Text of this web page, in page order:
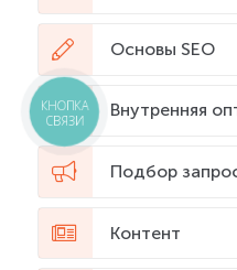
Основы SEO
Внутренняя
Подбор
Контент
КНОПКА
СВЯЗИ